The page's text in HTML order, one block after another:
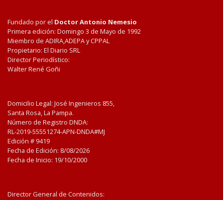
Fundado por el Doctor Antonio Nemesio
Primera edición: Domingo 3 de Mayo de 1992
Miembro de ADIRA,ADEPA y CPPAL
Propietario: El Diario SRL
Director Periodístico:
Walter René Goñi
Domicilio Legal: José Ingenieros 855,
Santa Rosa, La Pampa.
Número de Registro DNDA:
RL-2019-55551274-APN-DNDA#MJ
Edición # 9419
Fecha de Edición: 8/08/2026
Fecha de Inicio: 19/10/2000
Director General de Contenidos: